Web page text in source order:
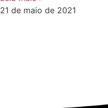
21 de maio de 2021